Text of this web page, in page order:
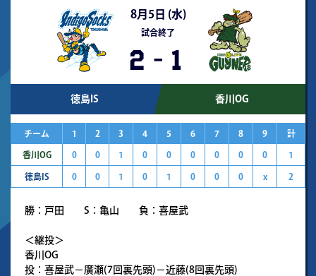
8月5日 (水)
試合終了
2 - 1
徳島IS 香川OG
チーム 1 2 3 4 5 6 7 8 9 計
香川OG 0 0 1 0 0 0 0 0 0 1
徳島IS 0 0 1 0 1 0 0 0 x 2
勝：戸田 S：亀山 負：喜屋武
＜継投＞
香川OG
投：喜屋武－廣瀬(7回裏先頭)－近藤(8回裏先頭)